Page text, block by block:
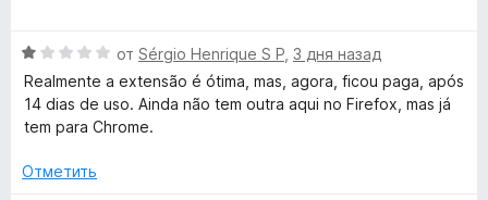
g
e
T
н
а
5
и
5
н
е
н
о
а
О
ц
е
н
н
от Sérgio Henrique S P 3 дня назад
Realmente a extensão é ótima, mas, agora, ficou paga, após
14 dias de uso. Ainda não tem outra aqui no Firefox, mas já
tem para Chrome.
Отметить